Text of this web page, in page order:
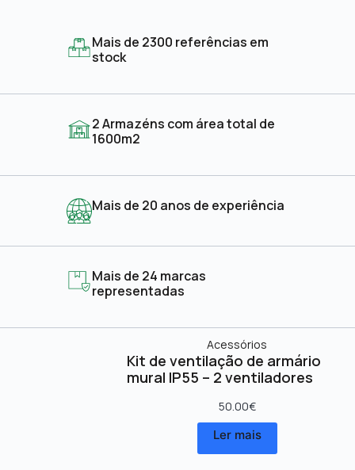
Mais de 2300 referências em
stock
2 Armazéns com área total de
1600m2
Mais de 20 anos de experiência
Mais de 24 marcas
representadas
Acessórios
Kit de ventilação de armário
mural IP55 – 2 ventiladores
50.00€
Ler mais